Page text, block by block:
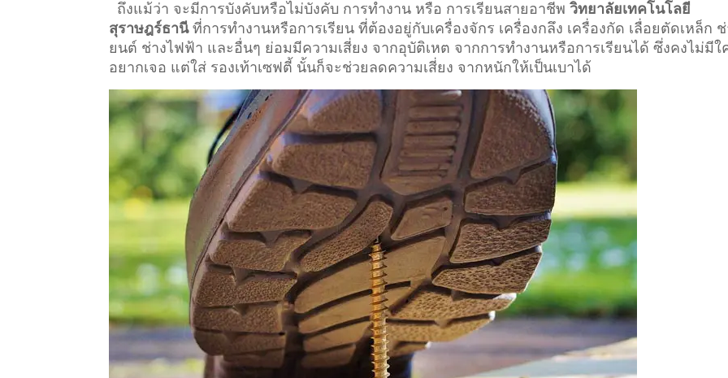
ถึงแม้ว่า จะมีการบังคับหรือไม่บังคับ การทำงาน หรือ การเรียนสายอาชีพวิทยาลัยเทคโนโลยี
สุราษฎร์ธานีที่การทำงานหรือการเรียน ที่ต้องอยู่กับเครื่องจักร เครื่องกลึง เครื่องกัด เลื่อยตัดเหล็ก ช่
ยนต์ ช่างไฟฟ้า และอื่นๆ ย่อมมีความเสี่ยง จากอุบัติเหต จากการทำงานหรือการเรียนได้ ซึ่งคงไม่มีใ
อยากเจอ แต่ใส่ รองเท้าเซฟตี้ นั้นก็จะช่วยลดความเสี่ยง จากหนักให้เป็นเบาได้